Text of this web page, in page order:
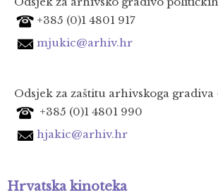
+385 (0)1 4801 917
mjukic@arhiv.hr
Odsjek za zaštitu arhivskoga
+385 (0)1 4801 990
hjakic@arhiv.hr
Hrvatska kinoteka